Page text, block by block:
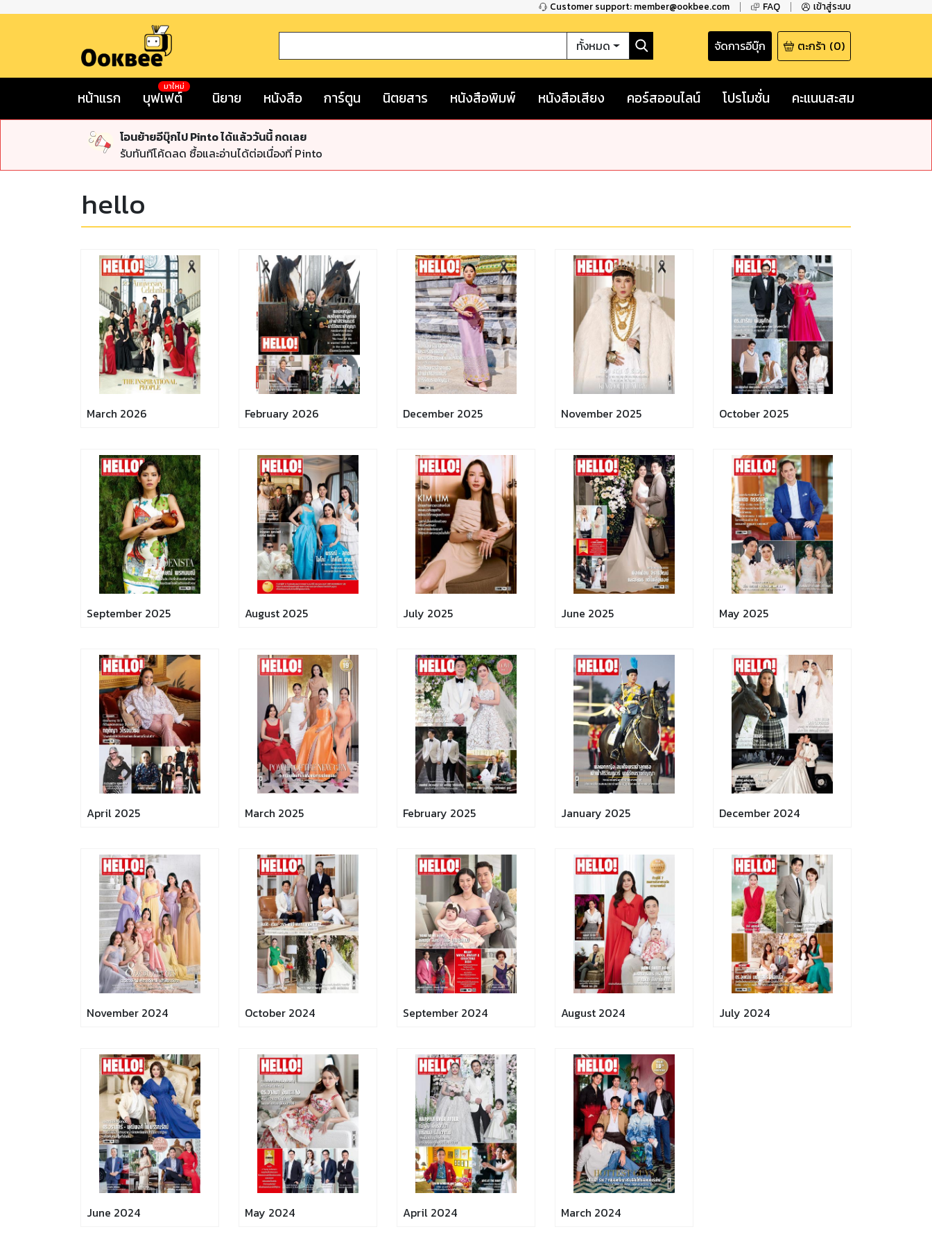
Customer support: member@ookbee.com FAQ เข้าสู่ระบบ
ทั้งหมด จัดการอีบุ๊ก ตะกร้า (0)
หน้าแรก บุฟเฟต์
มาใหม่
นิยาย หนังสือ การ์ตูน นิตยสาร หนังสือพิมพ์ หนังสือเสียง คอร์สออนไลน์ โปรโมชั่น คะแนนสะสม
โอนย้ายอีบุ๊กไป Pinto ได้แล้ววันนี้ กดเลย
รับทันทีโค้ดลด ซื้อและอ่านได้ต่อเนื่องที่ Pinto
hello
March 2026 February 2026 December 2025 November 2025 October 2025
September 2025 August 2025 July 2025 June 2025 May 2025
April 2025 March 2025 February 2025 January 2025 December 2024
November 2024 October 2024 September 2024 August 2024 July 2024
June 2024 May 2024 April 2024 March 2024